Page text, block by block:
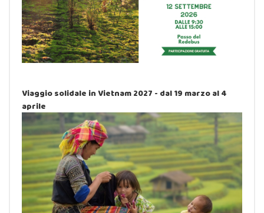
Viaggio solidale in Vietnam 2027 - dal 19 marzo al 4
aprile